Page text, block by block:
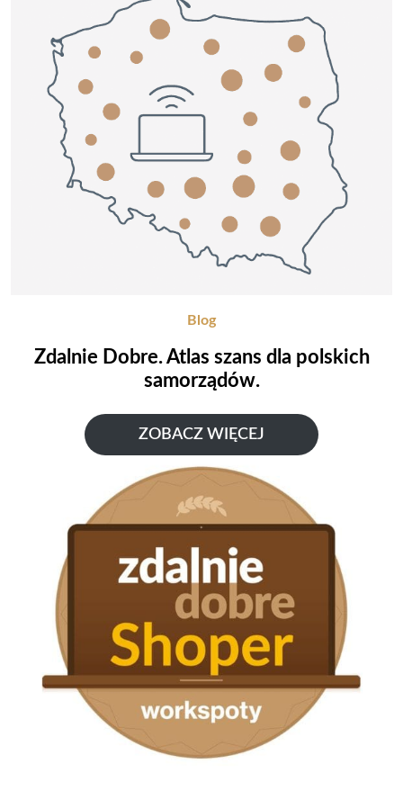
Blog
Zdalnie Dobre. Atlas szans dla polskich
samorządów.
ZOBACZ WIĘCEJ